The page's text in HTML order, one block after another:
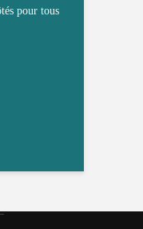
pour tous